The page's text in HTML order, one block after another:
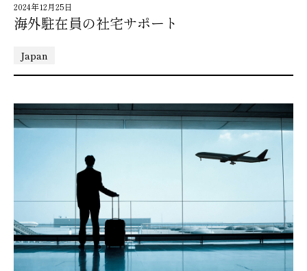
2024年12月25日
海外駐在員の社宅サポート
Japan